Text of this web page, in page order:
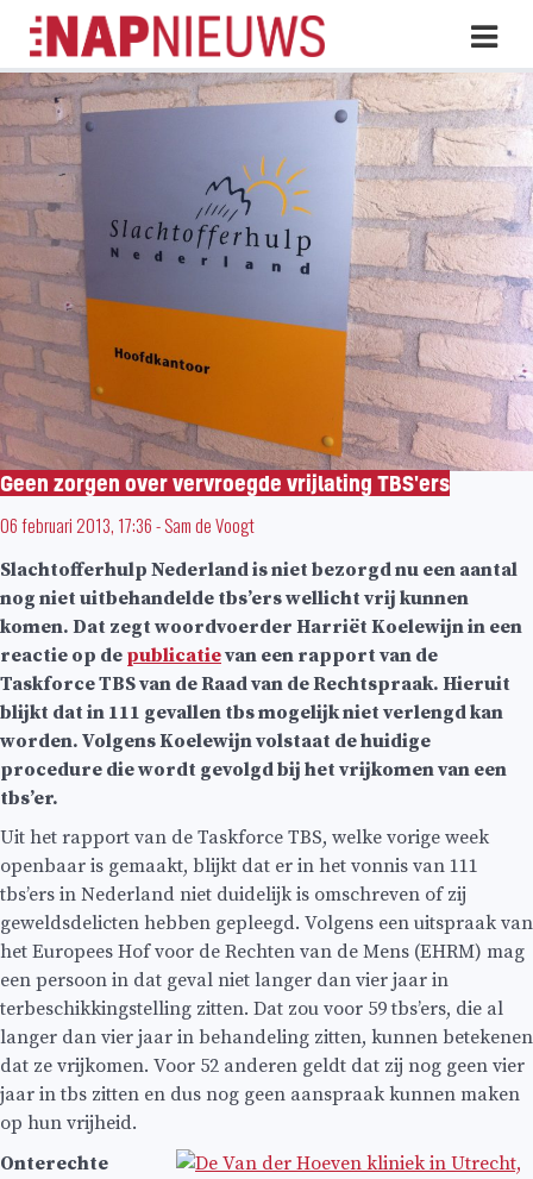
Skip
naar
inhoud
Geen zorgen over vervroegde vrijlating TBS'ers
06 februari 2013, 17:36-Sam de Voogt
Slachtofferhulp Nederland is niet bezorgd nu een aantal
nog niet uitbehandelde tbs’ers wellicht vrij kunnen
komen. Dat zegt woordvoerder Harriët Koelewijn in een
reactie op de publicatievan een rapport van de
Taskforce TBS van de Raad van de Rechtspraak. Hieruit
blijkt dat in 111 gevallen tbs mogelijk niet verlengd kan
worden. Volgens Koelewijn volstaat de huidige
procedure die wordt gevolgd bij het vrijkomen van een
tbs’er.
Uit het rapport van de Taskforce TBS, welke vorige week
openbaar is gemaakt, blijkt dat er in het vonnis van 111
tbs’ers in Nederland niet duidelijk is omschreven of zij
geweldsdelicten hebben gepleegd. Volgens een uitspraak van
het Europees Hof voor de Rechten van de Mens (EHRM) mag
een persoon in dat geval niet langer dan vier jaar in
terbeschikkingstelling zitten. Dat zou voor 59 tbs’ers, die al
langer dan vier jaar in behandeling zitten, kunnen betekenen
dat ze vrijkomen. Voor 52 anderen geldt dat zij nog geen vier
jaar in tbs zitten en dus nog geen aanspraak kunnen maken
op hun vrijheid.
Onterechte